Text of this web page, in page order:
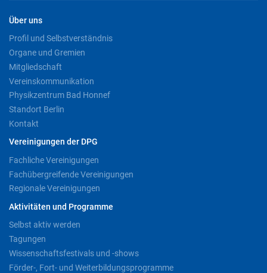
Über uns
Profil und Selbstverständnis
Organe und Gremien
Mitgliedschaft
Vereinskommunikation
Physikzentrum Bad Honnef
Standort Berlin
Kontakt
Vereinigungen der DPG
Fachliche Vereinigungen
Fachübergreifende Vereinigungen
Regionale Vereinigungen
Aktivitäten und Programme
Selbst aktiv werden
Tagungen
Wissenschaftsfestivals und -shows
Förder-, Fort- und Weiterbildungsprogramme